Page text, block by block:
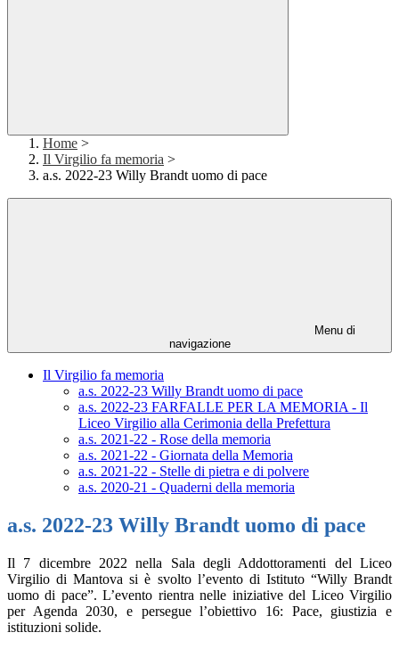
Home >
Il Virgilio fa memoria >
a.s. 2022-23 Willy Brandt uomo di pace
Menu di
navigazione
Il Virgilio fa memoria
a.s. 2022-23 Willy Brandt uomo di pace
a.s. 2022-23 FARFALLE PER LA MEMORIA - Il
Liceo Virgilio alla Cerimonia della Prefettura
a.s. 2021-22 - Rose della memoria
a.s. 2021-22 - Giornata della Memoria
a.s. 2021-22 - Stelle di pietra e di polvere
a.s. 2020-21 - Quaderni della memoria
a.s. 2022-23 Willy Brandt uomo di pace
Il 7 dicembre 2022 nella Sala degli Addottoramenti del Liceo
Virgilio di Mantova si è svolto l’evento di Istituto “Willy Brandt
uomo di pace”. L’evento rientra nelle iniziative del Liceo Virgilio
per Agenda 2030, e persegue l’obiettivo 16: Pace, giustizia e
istituzioni solide.